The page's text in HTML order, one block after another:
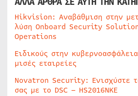
Hikvision: Αναβάθμιση στην
λύση Onboard Security
Operations
Ειδικούς στην
μισές εταιρείες
Novatron Security: Ενισχύστε
σας με το DSC – HS2016NKE